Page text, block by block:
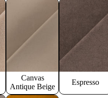
Canvas
Antique Beige
Espresso